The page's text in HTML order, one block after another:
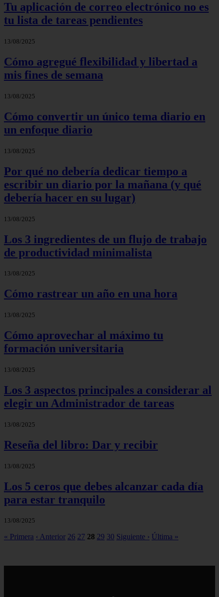
Tu aplicación de correo electrónico no es
tu lista de tareas pendientes
13/08/2025
Cómo agregué flexibilidad y libertad a
mis fines de semana
13/08/2025
Cómo convertir un único tema diario en
un enfoque diario
13/08/2025
Por qué no debería dedicar tiempo a
escribir un diario por la mañana (y qué
debería hacer en su lugar)
13/08/2025
Los 3 ingredientes de un flujo de trabajo
de productividad minimalista
13/08/2025
Cómo rastrear un año en una hora
13/08/2025
Cómo aprovechar al máximo tu
formación universitaria
13/08/2025
Los 3 aspectos principales a considerar al
elegir un Administrador de tareas
13/08/2025
Reseña del libro: Dar y recibir
13/08/2025
Los 5 ceros que debes alcanzar cada día
para estar tranquilo
13/08/2025
« Primera ‹ Anterior 26 27 28 29 30 Siguiente › Última »